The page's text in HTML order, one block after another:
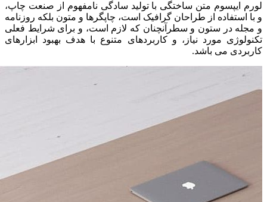
لورم ایپسوم متن ساختگی با تولید سادگی نامفهوم از صنعت چاپ،
و با استفاده از طراحان گرافیک است، چاپگرها و متون بلکه روزنامه
و مجله در ستون و سطرآنچنان که لازم است، و برای شرایط فعلی
تکنولوژی مورد نیاز، و کاربردهای متنوع با هدف بهبود ابزارهای
کاربردی می باشد.